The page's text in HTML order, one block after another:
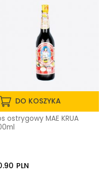
DO KOSZYKA
ostrygowy MAE KRUA
PLN